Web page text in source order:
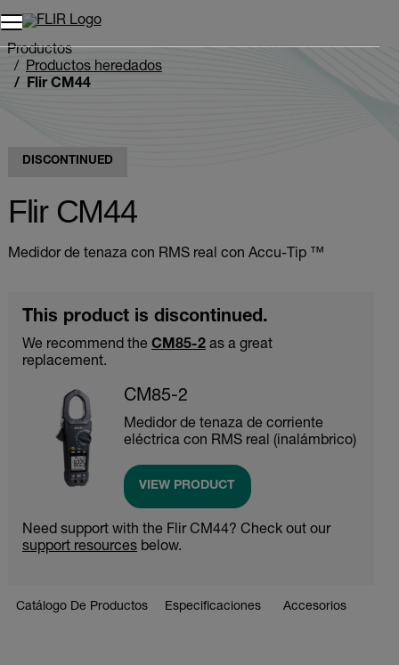
Unread messages
Modelo
Eliminar
artículos
artículo
Añadir al carro
Añadido al carro
Productos
Productos heredados
Flir CM44
DISCONTINUED
Flir CM44
Medidor de tenaza con RMS real con Accu-Tip ™
This product is discontinued.
We recommend the CM85-2 as a great
replacement.
CM85-2
Medidor de tenaza de corriente
eléctrica con RMS real (inalámbrico)
VIEW PRODUCT
Need support with the Flir CM44? Check out our
support resources below.
Catálogo De Productos Especificaciones Accesorios